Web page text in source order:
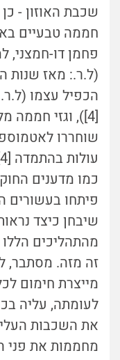
שכבת האוזון -
חממה טבעיים
פחמן דו-חמצני,
הכפיל עצמו
[4]), וגזי
שוחררו
עולות בהתמדה [4].
כמו מדענים
פיתחו בעשורים
שיבחן כיצד
מהתהליכים
זה מזה. מסתבר,
מייצרת חימום
לעומתה, עליה
את השכבות
מחממות את פני